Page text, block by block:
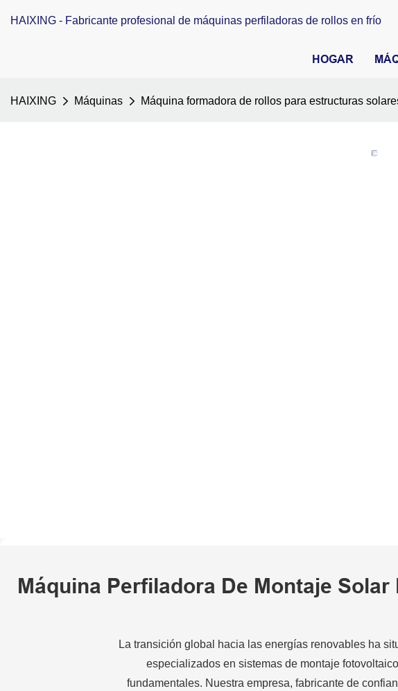
HAIXING - Fabricante profesional de máquinas perfiladoras de rollos en frío
HOGAR
HAIXING Máquinas Máquina formadora de rollos para estructuras
Máquina Perfiladora De Montaje
La transición global hacia las energías renovables ha
especializados en sistemas de montaje
fundamentales. Nuestra empresa, fabricante de